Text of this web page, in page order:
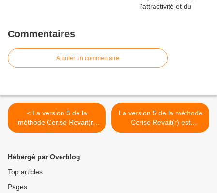
Commentaires
Ajouter un commentaire
< La version 5 de la
méthode Cerise Revait(r)
est en cours de mise à jour
La version 5 de la méthode
Cerise Revait(r) est
disponible >
Hébergé par Overblog
Top articles
Pages